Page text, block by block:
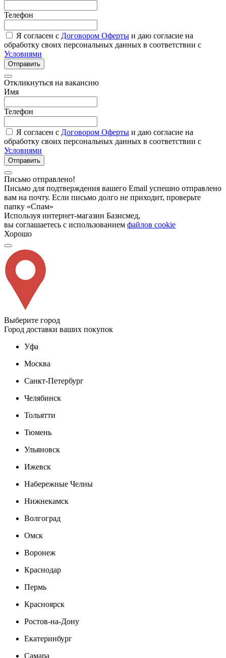
Телефон
Я согласен с Договором Оферты и даю согласие на
обработку своих персональных данных в соответствии с
Условиями
Отправить
Откликнуться на вакансию
Имя
Телефон
Я согласен с Договором Оферты и даю согласие на
обработку своих персональных данных в соответствии с
Условиями
Отправить
Письмо отправлено!
Письмо для подтверждения вашего Email успешно отправлено
вам на почту. Если письмо долго не приходит, проверьте
папку «Спам»
Используя интернет-магазин Базисмед,
вы соглашаетесь с использованием файлов cookie
Хорошо
Выберите город
Город доставки ваших покупок
Уфа
Москва
Санкт-Петербург
Челябинск
Тольятти
Тюмень
Ульяновск
Ижевск
Набережные Челны
Нижнекамск
Волгоград
Омск
Воронеж
Краснодар
Пермь
Красноярск
Ростов-на-Дону
Екатеринбург
Самара